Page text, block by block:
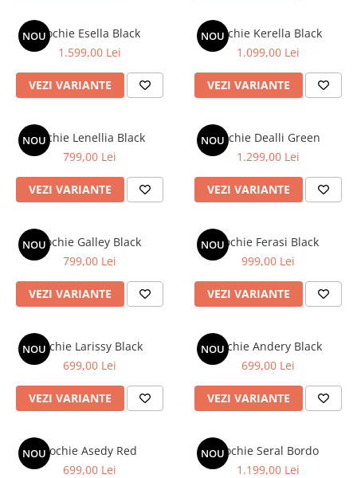
Geci
Accesorii
Bluze
Blanuri
Paltoane
Tricouri
Traditional
Fuste
NOURochie Esella Black
1.599,00 Lei
VEZI VARIANTE
NOURochie Kerella Black
1.099,00 Lei
VEZI VARIANTE
NOURochie Lenellia Black
799,00 Lei
VEZI VARIANTE
NOURochie Dealli Green
1.299,00 Lei
VEZI VARIANTE
NOURochie Galley Black
799,00 Lei
VEZI VARIANTE
NOURochie Ferasi Black
999,00 Lei
VEZI VARIANTE
NOURochie Larissy Black
699,00 Lei
VEZI VARIANTE
NOURochie Andery Black
699,00 Lei
VEZI VARIANTE
NOURochie Asedy Red
699,00 Lei
NOURochie Seral Bordo
1.199,00 Lei